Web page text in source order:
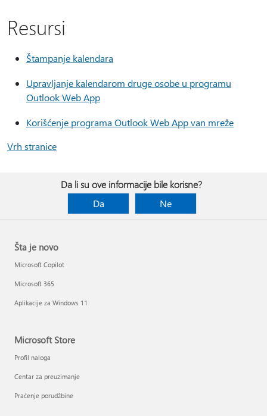
Resursi
Štampanje kalendara
Upravljanje kalendarom druge osobe u programu
Outlook Web App
Korišćenje programa Outlook Web App van mreže
Vrh stranice
Da li su ove informacije bile korisne?
Da
Ne
Šta je novo
Microsoft Copilot
Microsoft 365
Aplikacije za Windows 11
Microsoft Store
Profil naloga
Centar za preuzimanje
Praćenje porudžbine